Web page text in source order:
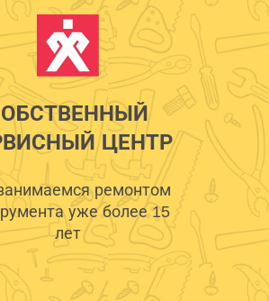
ЦЕНТР
ремонтом
уже более 15
лет